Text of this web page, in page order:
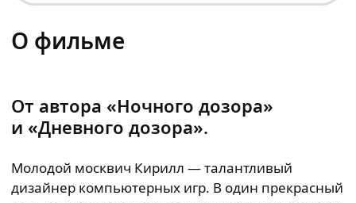
О фильме
От автора «Ночного дозора»
и «Дневного дозора».
Молодой москвич Кирилл — талантливый
дизайнер компьютерных игр. В один прекрасный